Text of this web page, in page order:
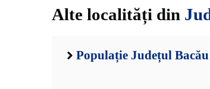
Alte localități din
Populație Județul Bacău